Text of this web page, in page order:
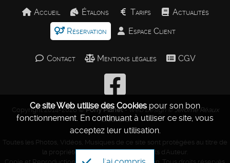
Accueil Étalons Tarifs
Actualités
Réservation
Espace Client
Contact Mentions légales CGV
Copyright 2014-2026 ©Pony Planet - Web Design ©Jérôme Réaux
Créations
Toutes les Photos, Vidéos, Musiques de ce site sont protégées au titre de
la propriété intellectuelle et des Droits d'Auteur.
Ce site Web utilise des Cookiespour son bon
fonctionnement. En continuant à utiliser ce site, vous
acceptez leur utilisation.